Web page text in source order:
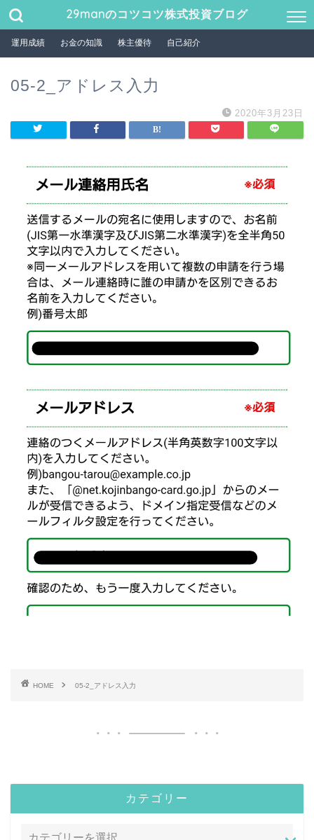
29manのコツコツ株式投資ブログ
運用成績 お金の知識 株主優待 自己紹介
05-2_アドレス入力
2020年3月23日
HOME 05-2_アドレス入力
カテゴリー